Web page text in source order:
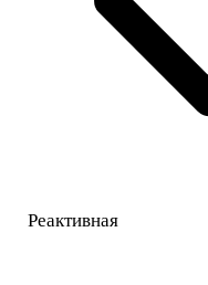
Реактивная